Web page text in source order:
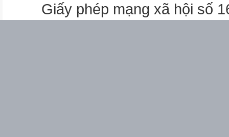
Giấy phép mạng xã hội số